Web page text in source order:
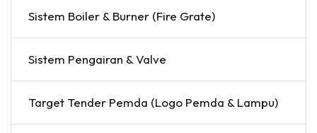
Sistem Boiler & Burner (Fire Grate)
Sistem Pengairan & Valve
Target Tender Pemda (Logo Pemda & Lampu)